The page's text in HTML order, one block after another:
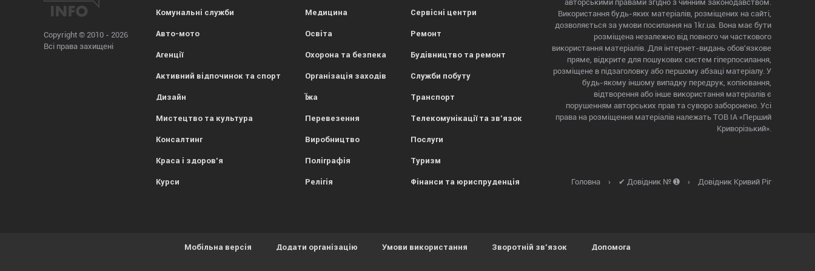
Copyright © 2010 - 2026
Всі права захищені
Комунальні служби
Авто-мото
Агенції
Активний відпочинок та спорт
Дизайн
Мистецтво та культура
Консалтинг
Краса і здоров'я
Курси
Медицина
Освіта
Охорона та безпека
Організація заходів
Їжа
Перевезення
Виробництво
Поліграфія
Релігія
Сервісні центри
Ремонт
Будівництво та ремонт
Служби побуту
Транспорт
Телекомунікації та зв'язок
Послуги
Туризм
Фінанси та юриспруденція
авторськими правами згідно з чинним законодавством.
Використання будь-яких матеріалів, розміщених на сайті,
дозволяється за умови посилання на 1kr.ua. Вона має бути
розміщена незалежно від повного чи часткового
використання матеріалів. Для інтернет-видань обов'язкове
пряме, відкрите для пошукових систем гіперпосилання,
розміщене в підзаголовку або першому абзаці матеріалу. У
будь-якому іншому випадку передрук, копіювання,
відтворення або інше використання матеріалів є
порушенням авторських прав та суворо заборонено. Усі
права на розміщення матеріалів належать ТОВ ІА «Перший
Криворізький».
Головна › ✔ Довідник № ➊ › Довідник Кривий Ріг
Мобільна версія Додати організацію Умови використання Зворотній зв'язок Допомога